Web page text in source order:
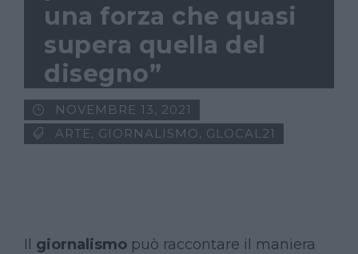
una forza che quasi
supera quella del
disegno”
NOVEMBRE 13, 2021
ARTE, GIORNALISMO, GLOCAL21
Il giornalismo può raccontare il maniera